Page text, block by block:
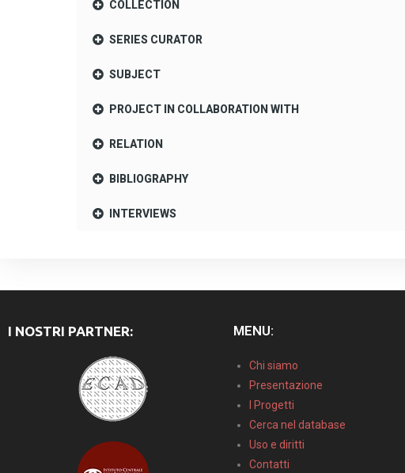
COLLECTION
SERIES CURATOR
SUBJECT
PROJECT IN COLLABORATION WITH
RELATION
BIBLIOGRAPHY
INTERVIEWS
I NOSTRI PARTNER: MENU:
Chi siamo
Presentazione
I Progetti
Cerca nel database
Uso e diritti
Contatti